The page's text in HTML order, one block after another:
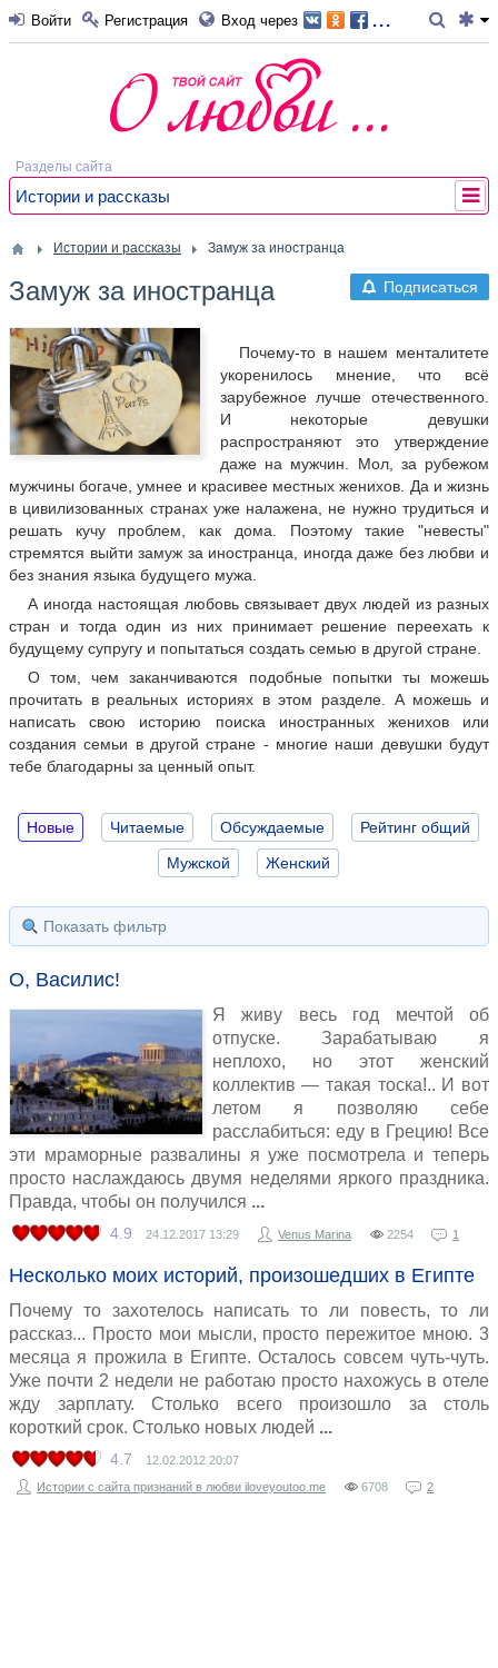
Войти Регистрация Вход через ...
Разделы сайта
Истории и рассказы
Истории и рассказы Замуж за иностранца
Подписаться
Замуж за иностранца
Почему-то в нашем менталитете
укоренилось мнение, что всё
зарубежное лучше отечественного.
И некоторые девушки
распространяют это утверждение
даже на мужчин. Мол, за рубежом
мужчины богаче, умнее и красивее местных женихов. Да и жизнь
в цивилизованных странах уже налажена, не нужно трудиться и
решать кучу проблем, как дома. Поэтому такие "невесты"
стремятся выйти замуж за иностранца, иногда даже без любви и
без знания языка будущего мужа.
А иногда настоящая любовь связывает двух людей из разных
стран и тогда один из них принимает решение переехать к
будущему супругу и попытаться создать семью в другой стране.
О том, чем заканчиваются подобные попытки ты можешь
прочитать в реальных историях в этом разделе. А можешь и
написать свою историю поиска иностранных женихов или
создания семьи в другой стране - многие наши девушки будут
тебе благодарны за ценный опыт.
Новые Читаемые Обсуждаемые
Рейтинг общий
Мужской
Женский
Показать фильтр
О, Василис!
Я живу весь год мечтой об
отпуске. Зарабатываю я
неплохо, но этот женский
коллектив — такая тоска!.. И вот
летом я позволяю себе
расслабиться: еду в Грецию! Все
эти мраморные развалины я уже посмотрела и теперь
просто наслаждаюсь двумя неделями яркого праздника.
Правда, чтобы он получился
4.9 24.12.2017 13:29 Venus Marina 2254 1
Несколько моих историй, произошедших в Египте
Почему то захотелось написать то ли повесть, то ли
рассказ... Просто мои мысли, просто пережитое мною. 3
месяца я прожила в Египте. Осталось совсем чуть-чуть.
Уже почти 2 недели не работаю просто нахожусь в отеле
жду зарплату. Столько всего произошло за столь
короткий срок. Столько новых людей
4.7 12.02.2012 20:07
Истории с сайта признаний в любви iloveyoutoo.me
6708 2